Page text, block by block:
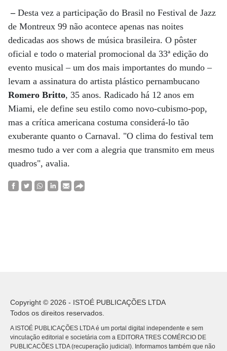
– Desta vez a participação do Brasil no Festival de Jazz
de Montreux 99 não acontece apenas nas noites
dedicadas aos shows de música brasileira. O pôster
oficial e todo o material promocional da 33ª edição do
evento musical – um dos mais importantes do mundo –
levam a assinatura do artista plástico pernambucano
Romero Britto, 35 anos. Radicado há 12 anos em
Miami, ele define seu estilo como novo-cubismo-pop,
mas a crítica americana costuma considerá-lo tão
exuberante quanto o Carnaval. "O clima do festival tem
mesmo tudo a ver com a alegria que transmito em meus
quadros", avalia.
Copyright © 2026 - ISTOÉ PUBLICAÇÕES LTDA
Todos os direitos reservados.
A ISTOÉ PUBLICAÇÕES LTDA é um portal digital independente e sem
vinculação editorial e societária com a EDITORA TRES COMÉRCIO DE
PUBLICACÕES LTDA (recuperação judicial). Informamos também que não